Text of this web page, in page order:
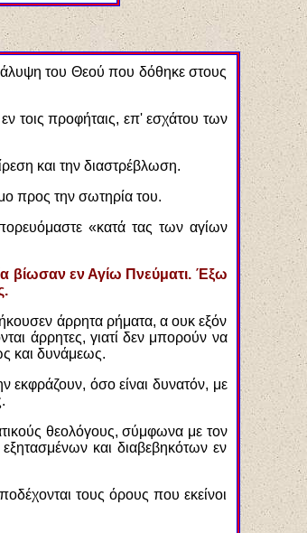
του Θεού που δόθηκε στους
τοις προφήταις, επ' εσχάτου των
και την διαστρέβλωση.
προς την σωτηρία του.
«κατά τας των αγίων
βίωσαν εν Αγίω Πνεύματι. Έξω
άρρητα ρήματα, α ουκ εξόν
άρρητες, γιατί δεν μπορούν να
και δυνάμεως.
εκφράζουν, όσο είναι δυνατόν, με
θεολόγους, σύμφωνα με τον
και διαβεβηκότων εν
τους όρους που εκείνοι